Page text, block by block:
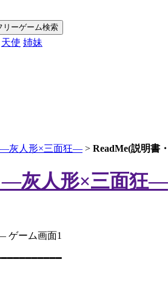
天使 姉妹
―灰人形×三面狂― > ReadMe(説明書
―灰人形×三面狂―